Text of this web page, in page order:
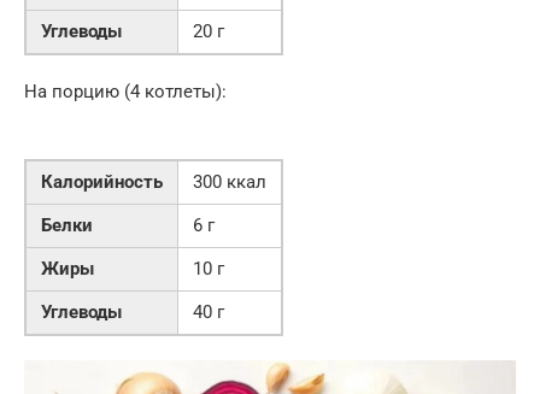
Углеводы
20 г
На порцию (4 котлеты):
Калорийность
300 ккал
Белки
6 г
Жиры
10 г
Углеводы
40 г